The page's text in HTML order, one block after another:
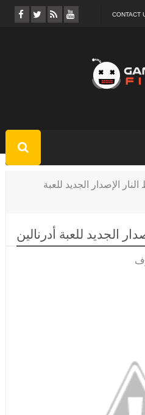
الإصدار الجديد للعبة
الجديد للعبة أدرنالين